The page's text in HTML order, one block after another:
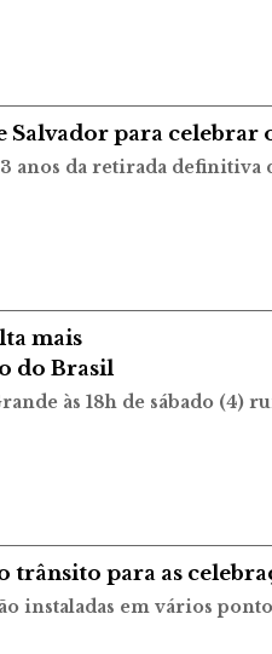
Salvador para celebrar
anos da retirada definitiva
mais
do Brasil
às 18h de sábado (4)
trânsito para as
instaladas em vários